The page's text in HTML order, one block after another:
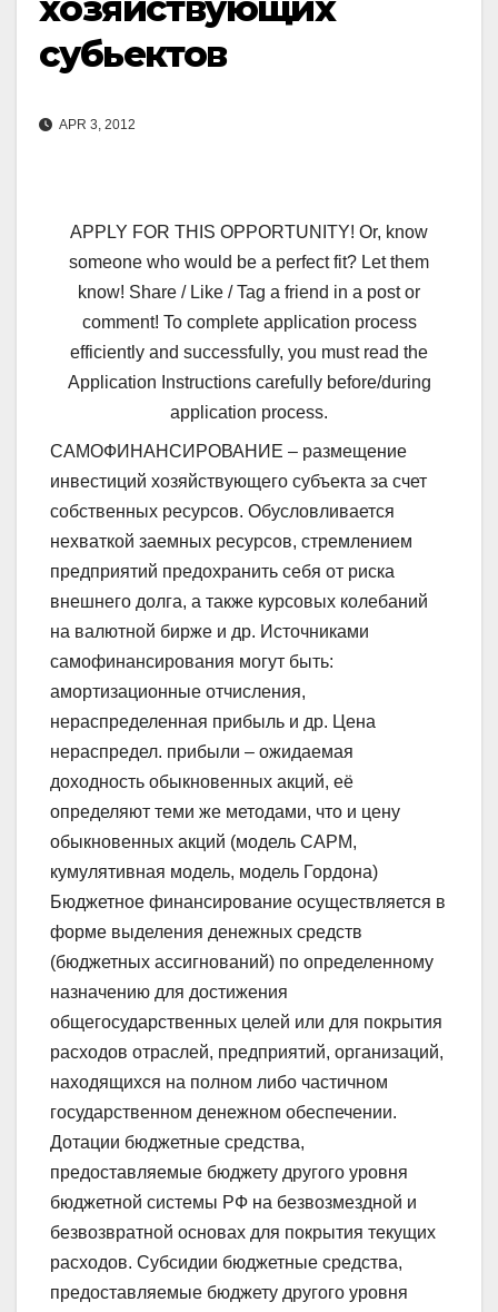
субьектов
APR 3, 2012
APPLY FOR THIS OPPORTUNITY! Or, know
someone who would be a perfect fit? Let them
know! Share / Like / Tag a friend in a post or
comment! To complete application process
efficiently and successfully, you must read the
Application Instructions carefully before/during
application process.
САМОФИНАНСИРОВАНИЕ – размещение
инвестиций хозяйствующего субъекта за счет
собственных ресурсов. Обусловливается
нехваткой заемных ресурсов, стремлением
предприятий предохранить себя от риска
внешнего долга, а также курсовых колебаний
на валютной бирже и др. Источниками
самофинансирования могут быть:
амортизационные отчисления,
нераспределенная прибыль и др. Цена
нераспредел. прибыли – ожидаемая
доходность обыкновенных акций, её
определяют теми же методами, что и цену
обыкновенных акций (модель САРМ,
кумулятивная модель, модель Гордона)
Бюджетное финансирование осуществляется в
форме выделения денежных средств
(бюджетных ассигнований) по определенному
назначению для достижения
общегосударственных целей или для покрытия
расходов отраслей, предприятий, организаций,
находящихся на полном либо частичном
государственном денежном обеспечении.
Дотации бюджетные средства,
предоставляемые бюджету другого уровня
бюджетной системы РФ на безвозмездной и
безвозвратной основах для покрытия текущих
расходов. Субсидии бюджетные средства,
предоставляемые бюджету другого уровня